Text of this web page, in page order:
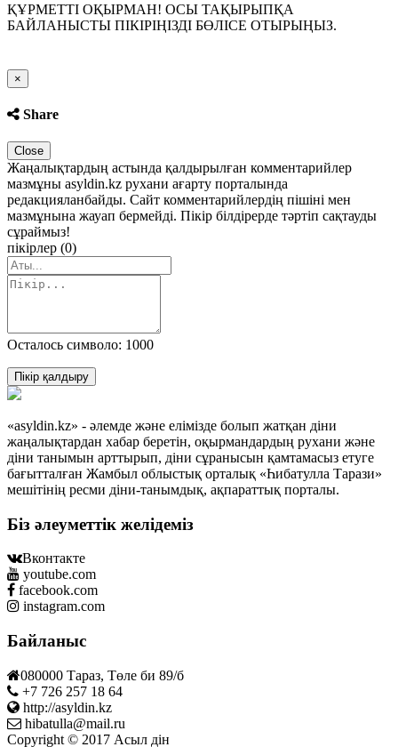
ҚҰРМЕТТІ ОҚЫРМАН! ОСЫ ТАҚЫРЫПҚА
БАЙЛАНЫСТЫ ПІКІРІҢІЗДІ БӨЛІСЕ ОТЫРЫҢЫЗ.
×
Share
Close
Жаңалықтардың астында қалдырылған комментарийлер
мазмұны asyldin.kz рухани ағарту порталында
редакцияланбайды. Сайт комментарийлердің пішіні мен
мазмұнына жауап бермейді. Пікір білдірерде тәртіп сақтауды
сұраймыз!
пікірлер (0)
Осталось символо: 1000
Пікір қалдыру
«asyldin.kz» - әлемде және елімізде болып жатқан діни
жаңалықтардан хабар беретін, оқырмандардың рухани және
діни танымын арттырып, діни сұранысын қамтамасыз етуге
бағытталған Жамбыл облыстық орталық «Һибатулла Тарази»
мешітінің ресми діни-танымдық, ақпараттық порталы.
Біз әлеуметтік желідеміз
Вконтакте
youtube.com
facebook.com
instagram.com
Байланыс
080000 Тараз, Төле би 89/б
+7 726 257 18 64
http://asyldin.kz
hibatulla@mail.ru
Copyright © 2017 Асыл дін